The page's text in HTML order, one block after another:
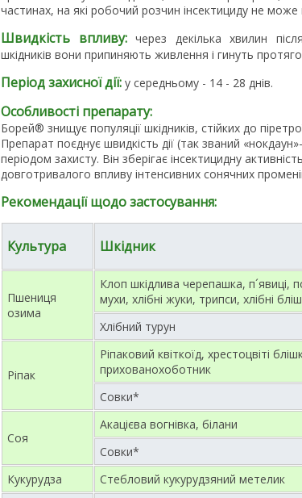
частинах, на які робочий розчин інсектициду не
Швидкість впливу:через декілька хвилин
шкідників вони припиняють живлення і гинуть
Період захисної дії: у середньому - 14 - 28 днів.
Особливості препарату:
Борей® знищує популяції шкідників, стійких до
Препарат поєднує швидкість дії (так званий
періодом захисту. Він зберігає інсектицидну
довготривалого впливу інтенсивних сонячних
Рекомендації щодо застосування:
Культура Шкідник
Пшениця
озима
Клоп шкідлива черепашка, п´явиці,
мухи, хлібні жуки, трипси, хлібні
Хлібний турун
Ріпак
Ріпаковий квіткоїд, хрестоцвіті
прихованохоботник
Совки*
Соя
Акацієва вогнівка, білани
Совки*
Кукурудза
Стебловий кукурудзяний метелик